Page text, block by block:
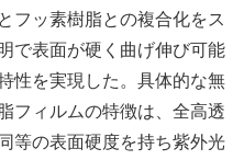
フッ素樹脂との複合化をス
で表面が硬く曲げ伸び可能
性を実現した。具体的な無
フィルムの特徴は、全高透
等の表面硬度を持ち紫外光